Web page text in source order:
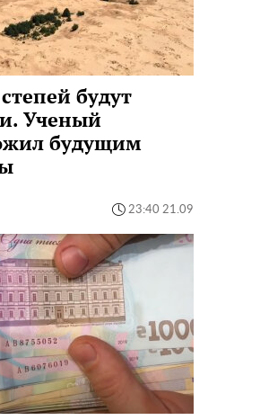
будут
Ученый
будущим
23:40 21.09